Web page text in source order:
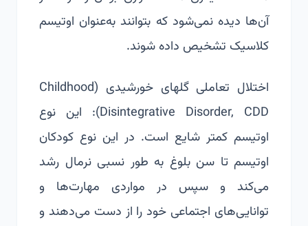
آن‌ها دیده نمی‌شود که بتوانند به‌عنوان اوتیسم
کلاسیک تشخیص داده شوند.
اختلال تعاملی گلهای خورشیدی (Childhood
Disintegrative Disorder, CDD): این نوع
اوتیسم کمتر شایع است. در این نوع کودکان
اوتیسم تا سن بلوغ به طور نسبی نرمال رشد
می‌کند و سپس در مواردی مهارت‌ها و
توانایی‌های اجتماعی خود را از دست می‌دهند و